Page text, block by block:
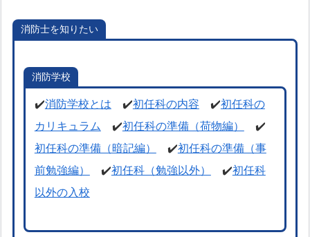
消防士を知りたい
消防学校
✔️消防学校とは ✔️初任科の内容 ✔️初任科の
カリキュラム
✔️初任科の準備（荷物編）
✔️
初任科の準備（暗記編）
✔️初任科の準備（事
前勉強編）
✔️初任科（勉強以外） ✔️初任科
以外の入校